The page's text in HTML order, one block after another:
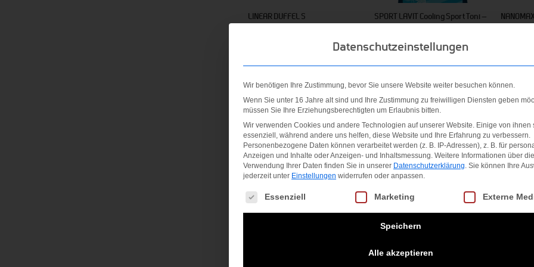
LINEAR DUFFEL S
SPORT LAVIT Cooling Sport Toni –
23,00€
Datenschutzeinstellungen
Wir benötigen Ihre Zustimmung, bevor Sie unsere Website weiter besuchen können.
Wenn Sie unter 16 Jahre alt sind und Ihre Zustimmung zu freiwilligen Diensten geben
müssen Sie Ihre Erziehungsberechtigten um Erlaubnis bitten.
Wir verwenden Cookies und andere Technologien auf unserer Website. Einige von ihnen
essenziell, während andere uns helfen, diese Website und Ihre Erfahrung zu verbessern.
Personenbezogene Daten können verarbeitet werden (z. B. IP-Adressen), z. B. für
Anzeigen und Inhalte oder Anzeigen- und Inhaltsmessung. Weitere Informationen über die
Verwendung Ihrer Daten finden Sie in unserer Datenschutzerklärung Sie können Ihre
jederzeit unter Einstellungen widerrufen oder anpassen.
Es folgt eine Liste der Service-Gruppen, für die eine Einwilligung erteilt
Essenziell Marketing Externe
Speichern
Alle akzeptieren